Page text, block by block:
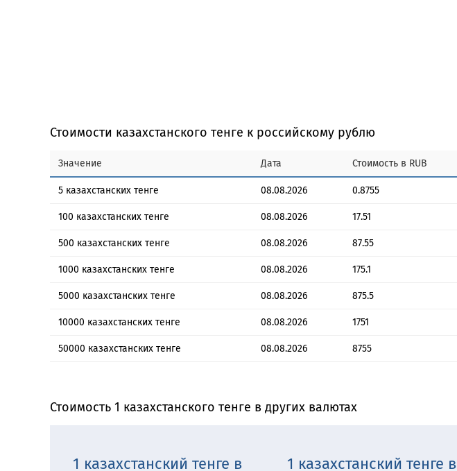
Стоимости казахстанского тенге к российскому рублю
Значение Дата Стоимость в RUB
5 казахстанских тенге 08.08.2026 0.8755
100 казахстанских тенге 08.08.2026 17.51
500 казахстанских тенге 08.08.2026 87.55
1000 казахстанских тенге 08.08.2026 175.1
5000 казахстанских тенге 08.08.2026 875.5
10000 казахстанских тенге 08.08.2026 1751
50000 казахстанских тенге 08.08.2026 8755
Стоимость 1 казахстанского тенге в других валютах
1 казахстанский тенге в 1 казахстанский тенге в